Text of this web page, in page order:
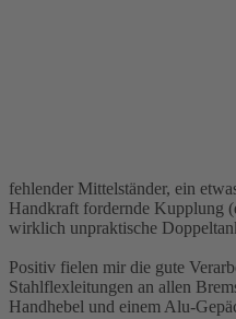
fehlender Mittelständer, ein
Handkraft fordernde Kupplung
wirklich unpraktische
Positiv fielen mir die gute
Stahlflexleitungen an allen
Handhebel und einem Alu-